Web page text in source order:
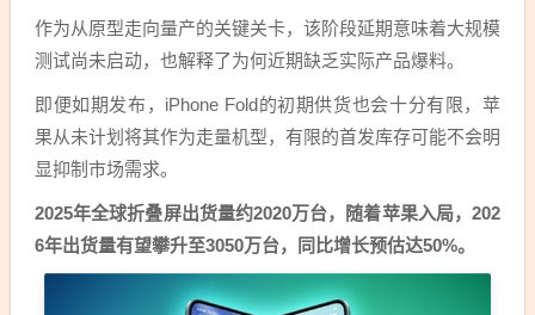
作为从原型走向量产的关键关卡，该阶段延期意味着大规模
测试尚未启动，也解释了为何近期缺乏实际产品爆料。
即便如期发布，iPhone Fold的初期供货也会十分有限，苹
果从未计划将其作为走量机型，有限的首发库存可能不会明
显抑制市场需求。
2025年全球折叠屏出货量约2020万台，随着苹果入局，202
6年出货量有望攀升至3050万台，同比增长预估达50%。